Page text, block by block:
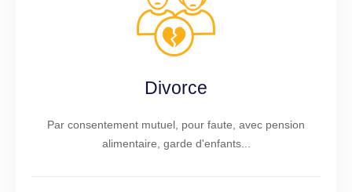
Divorce
Par consentement mutuel, pour faute, avec pension
alimentaire, garde d'enfants...